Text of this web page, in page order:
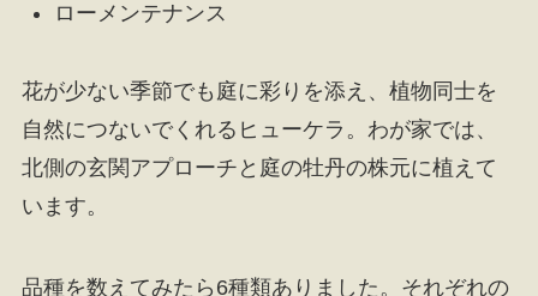
ローメンテナンス
花が少ない季節でも庭に彩りを添え、植物同士を
自然につないでくれるヒューケラ。わが家では、
北側の玄関アプローチと庭の牡丹の株元に植えて
います。
品種を数えてみたら6種類ありました。それぞれの